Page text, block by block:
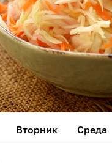
Вторник Среда